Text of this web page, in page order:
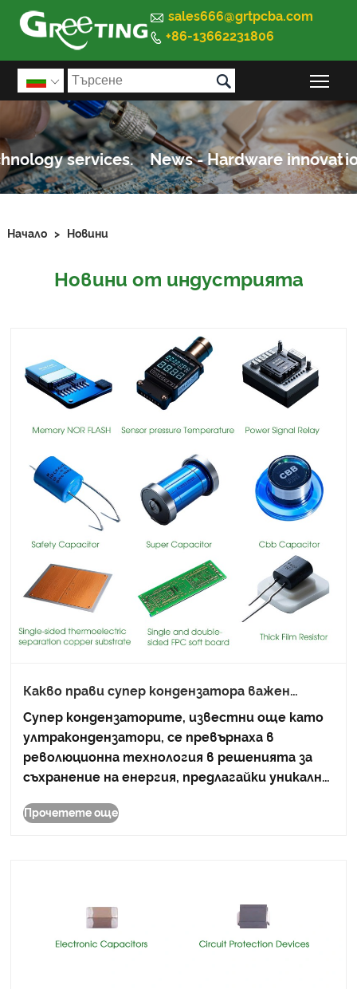
 sales666@grtpcba.com
 +86-13662231806
 
Начало > Новини
Новини от индустрията
Какво прави супер кондензатора важен
Супер кондензаторите, известни още като
ултракондензатори, се превърнаха в
революционна технология в решенията за
съхранение на енергия, предлагайки уникални
Greeting, водещ производител на модерни
Прочетете още